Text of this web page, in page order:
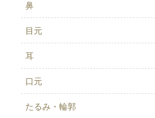
鼻
目元
耳
口元
たるみ・輪郭